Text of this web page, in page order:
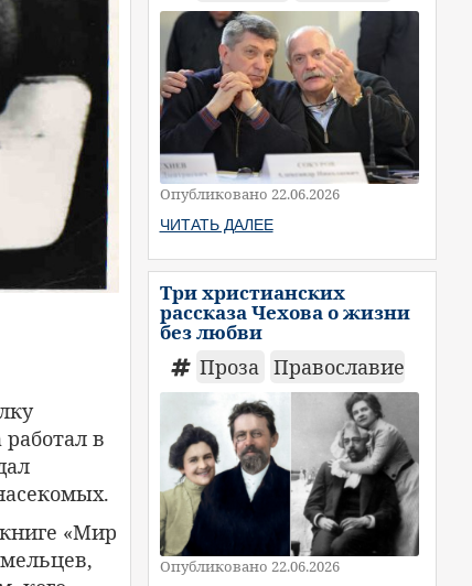
в
«Мир
Опубликовано 22.06.2026
ЧИТАТЬ ДАЛЕЕ
Три христианских
рассказа Чехова о жизни
без любви
Проза Православие
Опубликовано 22.06.2026